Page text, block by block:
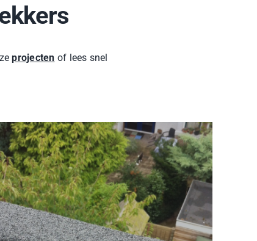
projecten of lees snel